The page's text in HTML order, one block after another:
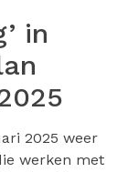
in
2025 weer
werken met